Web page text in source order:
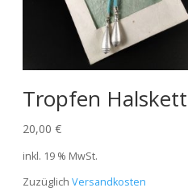
Tropfen
20,00€
inkl. 19 % MwSt.
ZuzüglichVersandkosten